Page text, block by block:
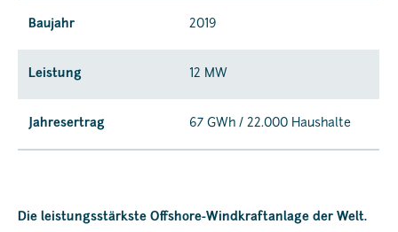
Baujahr 2019
Leistung 12 MW
Jahresertrag 67 GWh / 22.000 Haushalte
Die leistungsstärkste Offshore-Windkraftanlage der Welt.